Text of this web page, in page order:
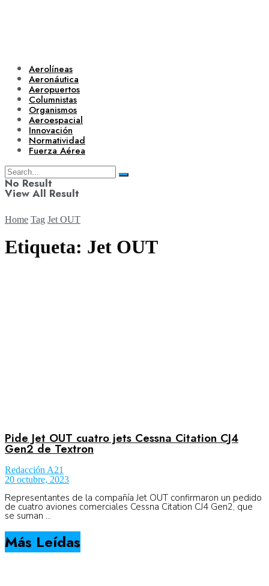
Aerolíneas
Aeronáutica
Aeropuertos
Columnistas
Organismos
Aeroespacial
Innovación
Normatividad
Fuerza Aérea
No Result
View All Result
Organismos
Aeroespacial
Innovación
No Result
Home Tag Jet OUT
Etiqueta: Jet OUT
Pide Jet OUT cuatro jets Cessna Citation CJ4
Gen2 de Textron
Redacción A21
20 octubre, 2023
Representantes de la compañía Jet OUT confirmaron un pedido
de cuatro aviones comerciales Cessna Citation CJ4 Gen2, que
se suman ...
Más Leídas